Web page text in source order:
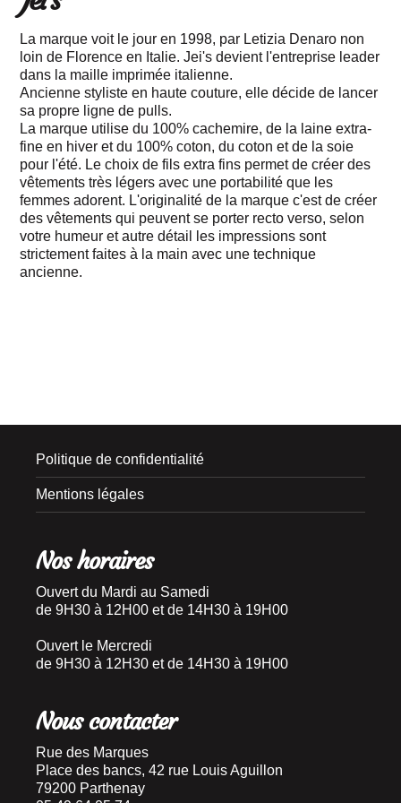
La marque voit le jour en 1998, par Letizia Denaro non
loin de Florence en Italie. Jei's devient l'entreprise leader
dans la maille imprimée italienne.
Ancienne styliste en haute couture, elle décide de lancer
sa propre ligne de pulls.
La marque utilise du 100% cachemire, de la laine extra-
fine en hiver et du 100% coton, du coton et de la soie
pour l'été. Le choix de fils extra fins permet de créer des
vêtements très légers avec une portabilité que les
femmes adorent. L'originalité de la marque c'est de créer
des vêtements qui peuvent se porter recto verso, selon
votre humeur et autre détail les impressions sont
strictement faites à la main avec une technique
ancienne.
Politique de confidentialité
Mentions légales
Nos horaires
Ouvert du Mardi au Samedi
de 9H30 à 12H00 et de 14H30 à 19H00
Ouvert le Mercredi
de 9H30 à 12H30 et de 14H30 à 19H00
Nous contacter
Rue des Marques
Place des bancs, 42 rue Louis Aguillon
79200 Parthenay